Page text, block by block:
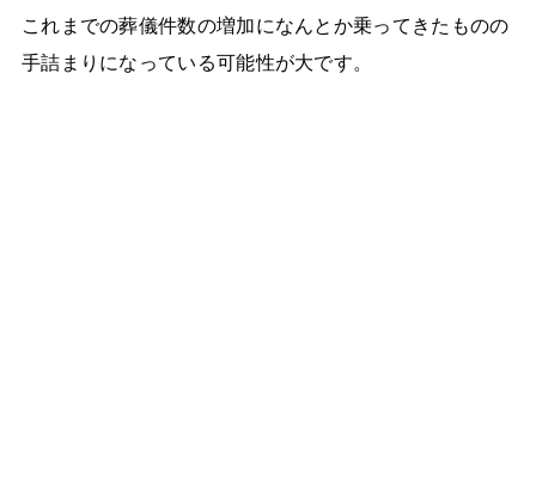
これまでの葬儀件数の増加になんとか乗ってきたものの
手詰まりになっている可能性が大です。